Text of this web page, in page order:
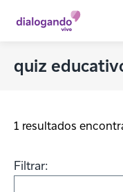
quiz
1 resultados
Filtrar: